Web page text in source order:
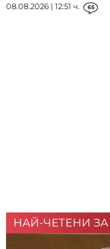
08.08.2026 | 12:51 ч. 65
НАЙ-ЧЕТЕНИ